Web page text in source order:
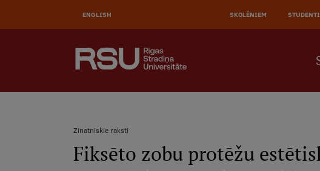
ENGLISH SKOLĒNIEM
Galvenā
Atpakaļceļš
Zinatniskie raksti
Fiksēto zobu protēžu